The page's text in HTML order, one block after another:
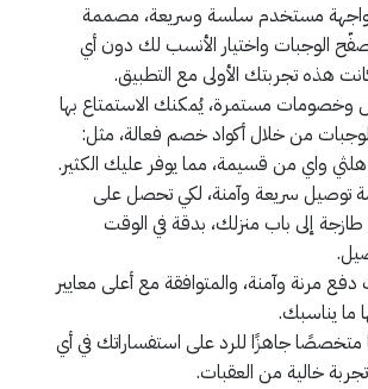
بواجهة مستخدم سلسة وسريعة، مصممة
الوجبات واختيار الأنسب لك دون أي
هذه تجربتك الأولى مع التطبيق.
مستمرة، يُمكنك الاستمتاع بها
من خلال أكواد خصم فعالة، مثل:
واي من قسيمة، مما يوفر عليك الكثير.
توصيل سريعة وآمنة، لكي تحصل على
إلى باب منزلك، بدقة في الوقت
مرنة وآمنة، والمتوافقة مع أعلى معايير
ما يناسبك.
متخصصًا جاهزًا للرد على استفساراتك في أي
خالية من العقبات.